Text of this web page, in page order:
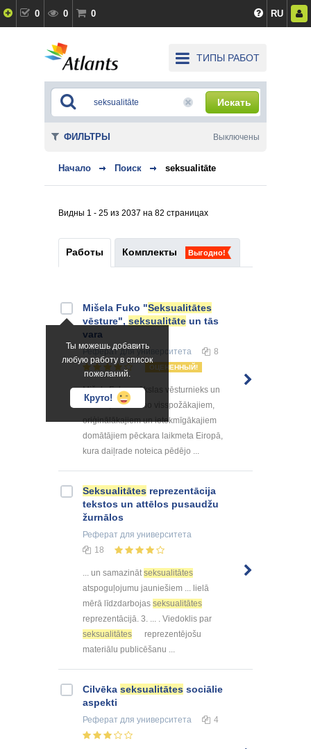
0 0 0 RU
ТИПЫ РАБОТ
Искать
Начало Поиск seksualitāte
Видны 1 - 25 из 2037 на 82 страницах
Работы Комплекты Выгодно!
Ты можешь добавить
любую работу в список
пожеланий.
Круто!
Mišela Fuko "Seksualitātes
vēsture", seksualitāte un tās
vara
Рефератдля университета 8
ОЦЕНЕННЫЙ!
Mišels Fuko, mākslas vēsturnieks un
filozofs, ir viens no visspožākajiem,
oriģinālākajiem un ietekmīgākajiem
domātājiem pēckara laikmeta Eiropā,
kura daiļrade noteica pēdējo ...
Seksualitātes reprezentācija
tekstos un attēlos pusaudžu
žurnālos
Реферат для университета
18
... un samazinātseksualitātes
atspoguļojumu jauniešiem ... lielā
mērā līdzdarbojas seksualitātes
reprezentācijā. 3. ... . Viedoklis par
seksualitātes
reprezentējošu
materiālu publicēšanu ...
Cilvēka seksualitātes sociālie
aspekti
Реферат для университета 4
ФИЛЬТРЫ Выключены